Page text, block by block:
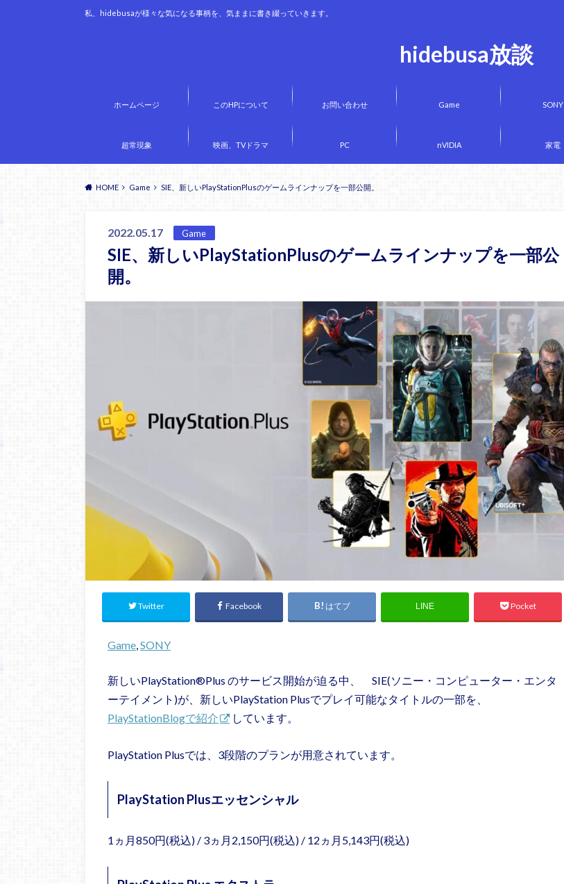
hidebusa放談
私、hidebusaが様々な気になる事柄を、気ままに書き綴っていきます。
ホームページ このHPについて お問い合わせ Game SONY
超常現象 映画、TVドラマ PC nVIDIA 家電
HOME Game SIE、新しいPlayStationPlusのゲームラインナップを一部公開。
2022.05.17 Game
SIE、新しいPlayStationPlusのゲームラインナップを一部公
開。
Twitter Facebook はてブ LINE Pocket
Game SONY
新しいPlayStation®Plus のサービス開始が迫る中、 SIE(ソニー・コンピューター・エンタ
ーテイメント)が、新しいPlayStation Plusでプレイ可能なタイトルの一部を、
PlayStationBlogで紹介
しています。
PlayStation Plusでは、3段階のプランが用意されています。
PlayStation Plusエッセンシャル
1ヵ月850円(税込) / 3ヵ月2,150円(税込) / 12ヵ月5,143円(税込)